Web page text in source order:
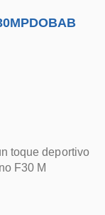
toque deportivo
F30 M